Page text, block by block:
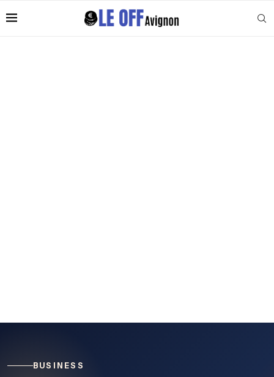
BUSINESS